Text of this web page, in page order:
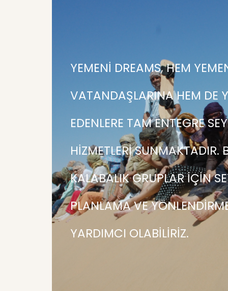
YEMENI DREAMS, HEM
VATANDAŞLARINA HEM DE
EDENLERE TAM ENTEGRE
HIZMETLERI SUNMAKTADIR.
KALABALIK GRUPLAR IÇIN
PLANLAMA VE
YARDIMCI OLABILIRIZ.